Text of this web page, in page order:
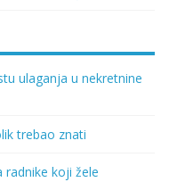
ulaganja u nekretnine
trebao znati
radnike koji žele